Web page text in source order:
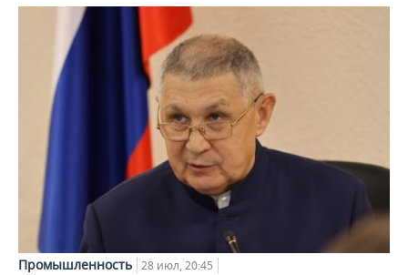
Промышленность 28 июл, 20:45